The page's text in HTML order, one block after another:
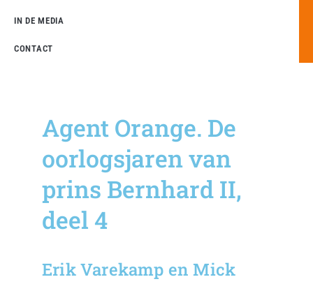
IN DE MEDIA
CONTACT
Agent Orange. De
oorlogsjaren van
prins Bernhard II,
deel 4
Erik Varekamp en Mick